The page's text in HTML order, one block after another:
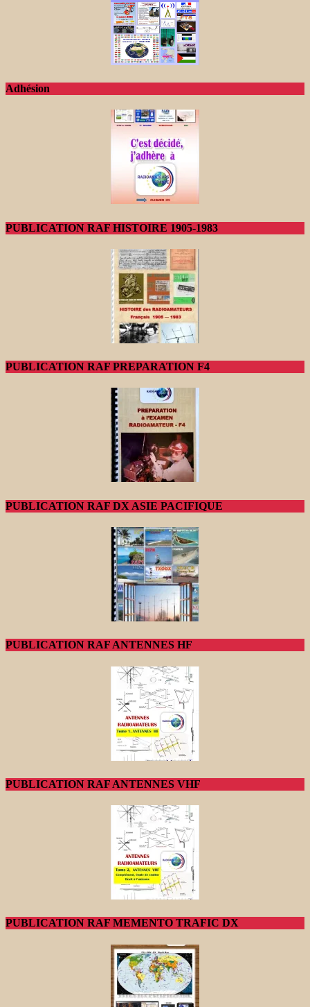
Adhésion
PUBLICATION RAF HISTOIRE 1905-1983
PUBLICATION RAF PREPARATION F4
PUBLICATION RAF DX ASIE PACIFIQUE
PUBLICATION RAF ANTENNES HF
PUBLICATION RAF ANTENNES VHF
PUBLICATION RAF MEMENTO TRAFIC DX